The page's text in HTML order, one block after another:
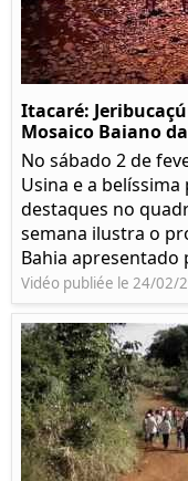
Itacaré:
Mosaico Baiano
No sábado 2 de
Usina e a
destaques no
semana ilustra o
Bahia apresentado
Vidéo publiée le 24/02/